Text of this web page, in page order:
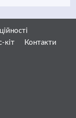
кіт
Контакти